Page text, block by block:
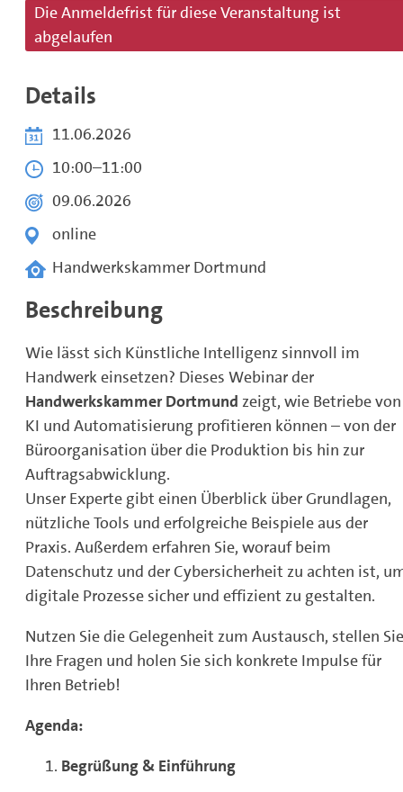
Die Anmeldefrist für diese Veranstaltung ist
abgelaufen
Details
11.06.2026
10:00–11:00
09.06.2026
online
Handwerkskammer Dortmund
Beschreibung
Wie lässt sich Künstliche Intelligenz sinnvoll im
Handwerk einsetzen? Dieses Webinar der
Handwerkskammer Dortmund zeigt, wie Betriebe von
KI und Automatisierung profitieren können – von der
Büroorganisation über die Produktion bis hin zur
Auftragsabwicklung.
Unser Experte gibt einen Überblick über Grundlagen,
nützliche Tools und erfolgreiche Beispiele aus der
Praxis. Außerdem erfahren Sie, worauf beim
Datenschutz und der Cybersicherheit zu achten ist,
digitale Prozesse sicher und effizient zu gestalten.
Nutzen Sie die Gelegenheit zum Austausch, stellen Sie
Ihre Fragen und holen Sie sich konkrete Impulse für
Ihren Betrieb!
Agenda:
Begrüßung & Einführung